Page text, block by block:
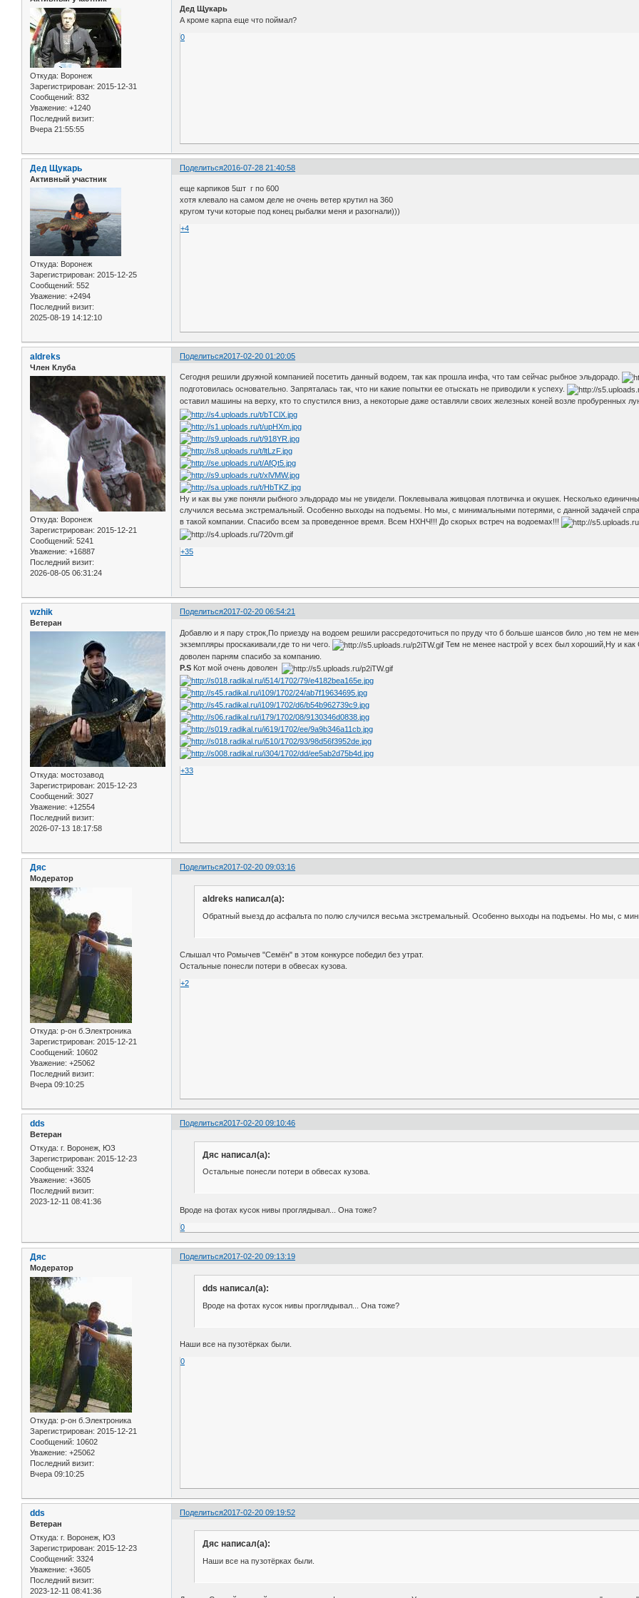
Откуда: Воронеж
Зарегистрирован: 2015-12-31
Сообщений: 832
Уважение: +1240
Последний визит:
Вчера 21:55:55
Дед Щукарь
А кроме карпа еще что поймал?
0
Поделиться2016-07-28 21:40:58
Дед Щукарь
Активный участник
Откуда: Воронеж
Зарегистрирован: 2015-12-25
Сообщений: 552
Уважение: +2494
Последний визит:
2025-08-19 14:12:10
еще карпиков 5шт г по 600
хотя клевало на самом деле не очень ветер крутил на 360
кругом тучи которые под конец рыбалки меня и разогнали)))
+4
Поделиться2017-02-20 01:20:05
aldreks
Член Клуба
Откуда: Воронеж
Зарегистрирован: 2015-12-21
Сообщений: 5241
Уважение: +16887
Последний визит:
2026-08-05 06:31:24
Сегодня решили дружной компанией посетить данный водоем, так как прошла инфа, что там сейчас рыбное эльдорадо.
подготовилась основательно. Запряталась так, что ни какие попытки ее отыскать не приводили к успеху.
оставил машины на верху, кто то спустился вниз, а некоторые даже оставляли своих железных коней возле пробуренных
Ну и как вы уже поняли рыбного эльдорадо мы не увидели. Поклевывала живцовая плотвичка и окушек. Несколько
случился весьма экстремальный. Особенно выходы на подъемы. Но мы, с минимальными потерями, с данной задачей
в такой компании. Спасибо всем за проведенное время. Всем НХНЧ!!! До скорых встреч на водоемах!!!
+35
Поделиться2017-02-20 06:54:21
wzhik
Ветеран
Откуда: мостозавод
Зарегистрирован: 2015-12-23
Сообщений: 3027
Уважение: +12554
Последний визит:
2026-07-13 18:17:58
Добавлю и я пару строк,По приезду на водоем решили рассредоточиться по пруду что б больше шансов било ,но тем не
экземпляры проскакивали,где то ни чего.
Тем не менее настрой у всех был хороший,Ну и как
доволен парням спасибо за компанию.
P.S Кот мой очень доволен
+33
Поделиться2017-02-20 09:03:16
Дяс
Модератор
Откуда: р-он б.Электроника
Зарегистрирован: 2015-12-21
Сообщений: 10602
Уважение: +25062
Последний визит:
Вчера 09:10:25
aldreks написал(а):
Обратный выезд до асфальта по полю случился весьма экстремальный. Особенно выходы на подъемы. Но мы, с
Слышал что Ромычев "Семён" в этом конкурсе победил без утрат.
Остальные понесли потери в обвесах кузова.
+2
Поделиться2017-02-20 09:10:46
dds
Ветеран
Откуда: г. Воронеж, ЮЗ
Зарегистрирован: 2015-12-23
Сообщений: 3324
Уважение: +3605
Последний визит:
2023-12-11 08:41:36
Дяс написал(а):
Остальные понесли потери в обвесах кузова.
Вроде на фотах кусок нивы проглядывал... Она тоже?
0
Поделиться2017-02-20 09:13:19
Дяс
Модератор
Откуда: р-он б.Электроника
Зарегистрирован: 2015-12-21
Сообщений: 10602
Уважение: +25062
Последний визит:
Вчера 09:10:25
dds написал(а):
Вроде на фотах кусок нивы проглядывал... Она тоже?
Наши все на пузотёрках были.
0
Поделиться2017-02-20 09:19:52
dds
Ветеран
Откуда: г. Воронеж, ЮЗ
Зарегистрирован: 2015-12-23
Сообщений: 3324
Уважение: +3605
Последний визит:
2023-12-11 08:41:36
Дяс написал(а):
Наши все на пузотёрках были.